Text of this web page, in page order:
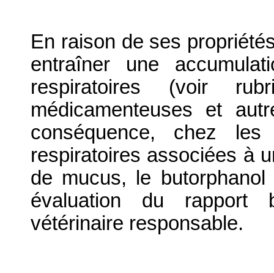
En raison de ses
entraîner une
respiratoires (voir
médicamenteuses et
conséquence, chez les
respiratoires associées à
de mucus, le
évaluation du rapport
vétérinaire responsable.